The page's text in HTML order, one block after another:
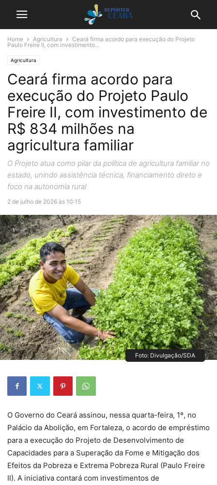
Home Agricultura
Ceará firma acordo para execução do Projeto
Paulo Freire II, com investimento...
Agricultura
Ceará firma acordo para
execução do Projeto Paulo
Freire II, com investimento de
R$ 834 milhões na
agricultura familiar
O Projeto atua como pilar da política de agricultura familiar no
estado, unindo assistência técnica, financiamento direto e
foco na autonomia rural
2 de julho de 2026 às 10:15
Foto: Divulgação/SDA
O Governo do Ceará assinou, nessa quarta-feira, 1º, no
Palácio da Abolição, em Fortaleza, o acordo de empréstimo
para a execução do Projeto de Desenvolvimento de
Capacidades para a Superação da Fome e Mitigação dos
Efeitos da Pobreza e Extrema Pobreza Rural (Paulo Freire
II). A iniciativa contará com investimentos de